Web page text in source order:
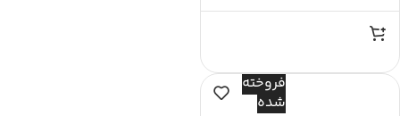
فروخته
شده